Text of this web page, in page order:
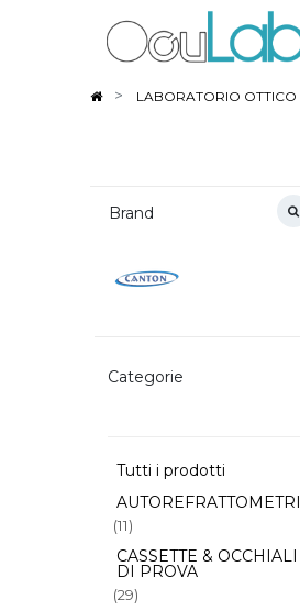
LABORATORIO OTTICO
Brand
Categorie
Tutti i prodotti
AUTOREFRATTOMETRI
(11)
CASSETTE & OCCHIALI
DI PROVA
(29)